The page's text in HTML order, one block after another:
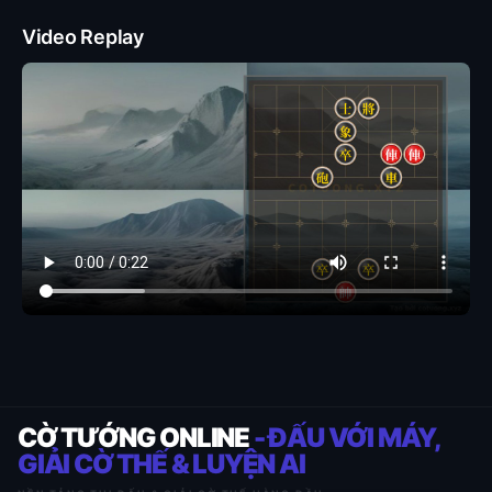
Video Replay
CỜ TƯỚNG ONLINE- ĐẤU VỚI MÁY,
GIẢI CỜ THẾ & LUYỆN AI